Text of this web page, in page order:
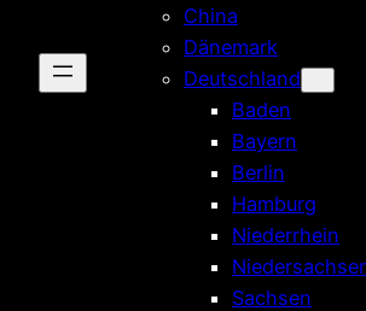
China
Dänemark
Deutschland
Baden
Bayern
Berlin
Hamburg
Niederrhein
Sachsen